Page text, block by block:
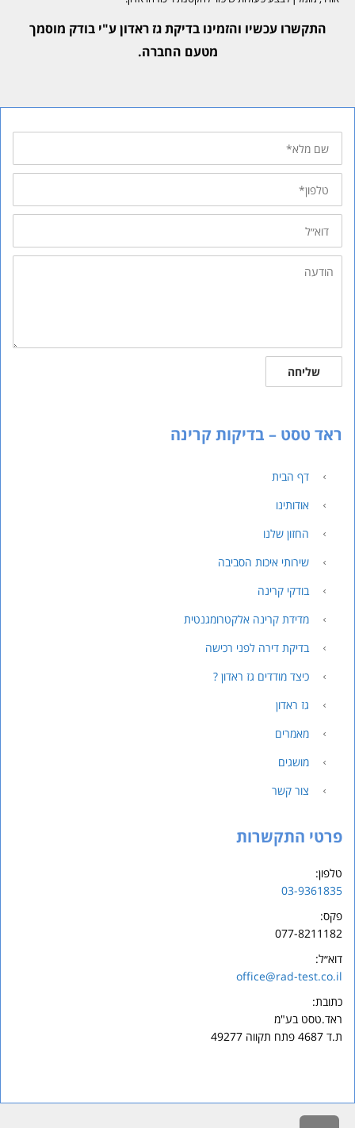
התקשרו עכשיו והזמינו בדיקת גז ראדון ע"י בודק מוסמך
מטעם החברה.
שם
מלא
טלפון
דוא״ל
הודעה
שליחה
ראד טסט – בדיקות קרינה
דף הבית
אודותינו
החזון שלנו
שירותי איכות הסביבה
בודקי קרינה
מדידת קרינה אלקטרומגנטית
בדיקת דירה לפני רכישה
כיצד מודדים גז ראדון ?
גז ראדון
מאמרים
מושגים
צור קשר
פרטי התקשרות
טלפון:
03-9361835
פקס:
077-8211182
דוא״ל:
office@rad-test.co.il
כתובת:
ראד.טסט בע"מ
ת.ד 4687 פתח תקווה 49277